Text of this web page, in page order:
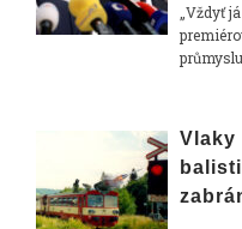
„Vždyť
průmyslu
Vlaky